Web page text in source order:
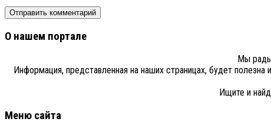
О нашем портале
Мы рады
Информация, представленная на наших страницах, будет
Ищите и
Меню сайта